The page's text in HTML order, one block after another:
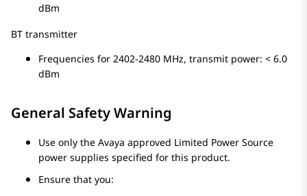
dBm
BT transmitter
Frequencies for 2402-2480 MHz, transmit power: < 6.0
dBm
General Safety Warning
Use only the Avaya approved Limited Power Source
power supplies specified for this product.
Ensure that you: